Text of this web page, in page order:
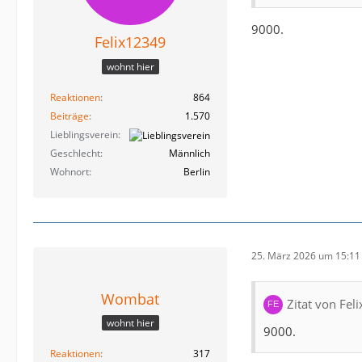
Felix12349
wohnt hier
Reaktionen
864
Beiträge
1.570
Lieblingsverein
Geschlecht
Männlich
Wohnort
Berlin
9000.
Wombat
wohnt hier
Reaktionen
317
25. März 2026 um 15:11
Zitat von
9000.